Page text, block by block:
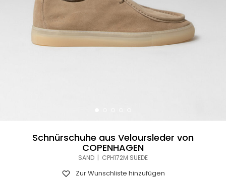
Schnürschuhe aus Veloursleder von
COPENHAGEN
SAND | CPH172M SUEDE
Zur Wunschliste hinzufügen